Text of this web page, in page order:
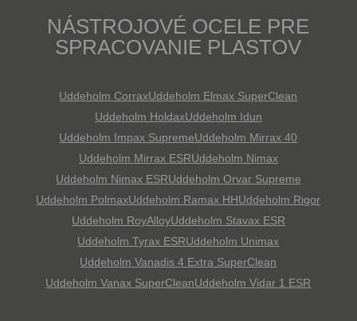
NÁSTROJOVÉ OCELE PRE
SPRACOVANIE PLASTOV
Uddeholm CorraxUddeholm Elmax SuperClean
Uddeholm HoldaxUddeholm Idun
Uddeholm Impax SupremeUddeholm Mirrax 40
Uddeholm Mirrax ESRUddeholm Nimax
Uddeholm Nimax ESRUddeholm Orvar Supreme
Uddeholm PolmaxUddeholm Ramax HHUddeholm Rigor
Uddeholm RoyAlloyUddeholm Stavax ESR
Uddeholm Tyrax ESRUddeholm Unimax
Uddeholm Vanadis 4 Extra SuperClean
Uddeholm Vanax SuperCleanUddeholm Vidar 1 ESR